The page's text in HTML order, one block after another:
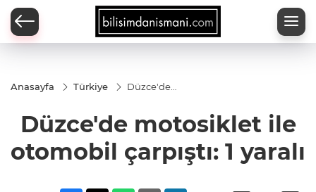
Anasayfa Türkiye
Düzce'de
otomobil
çarpıştı: 1
Düzce'de motosiklet ile
otomobil çarpıştı: 1 yaralı